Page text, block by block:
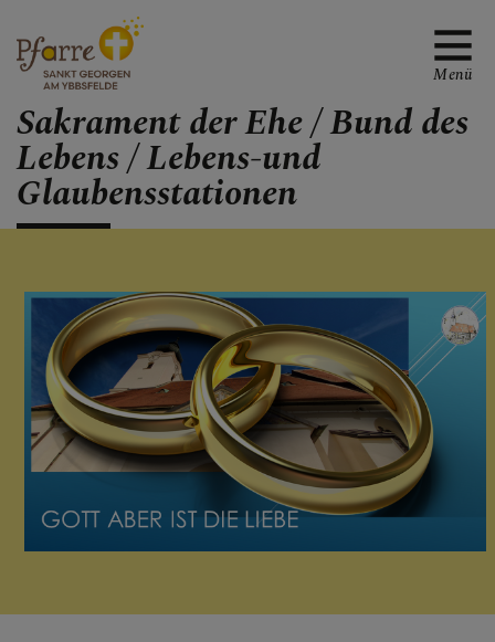
TREFFPUNKTE MIT
GOTT
Liturgie
Sakramente
Taufe
Aussprache oder Hl.
Beichte
Erstkommunion
Ehebund
Menü
Sakrament der Ehe / Bund des
Lebens / Lebens-und
Glaubensstationen